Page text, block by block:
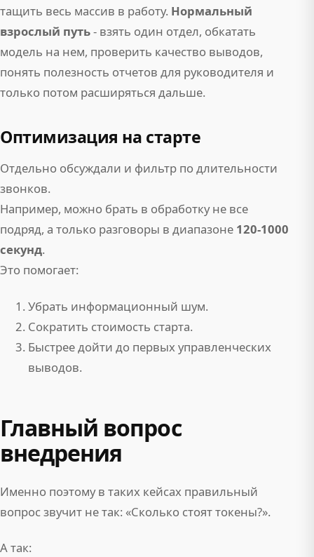
тащить весь массив в работу. Нормальный
взрослый путь- взять один отдел, обкатать
модель на нем, проверить качество выводов,
понять полезность отчетов для руководителя и
только потом расширяться дальше.
Оптимизация на старте
Отдельно обсуждали и фильтр по длительности
звонков.
Например, можно брать в обработку не все
подряд, а только разговоры в диапазоне 120-1000
секунд.
Это помогает:
Убрать информационный шум.
Сократить стоимость старта.
Быстрее дойти до первых управленческих
выводов.
Главный вопрос
внедрения
Именно поэтому в таких кейсах правильный
вопрос звучит не так: «Сколько стоят токены?».
А так: